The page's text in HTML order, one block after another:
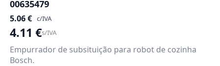
00635479
5.06€ c/IVA
4.11 €s/IVA
Empurrador de subsituição para robot de cozinha
Bosch.